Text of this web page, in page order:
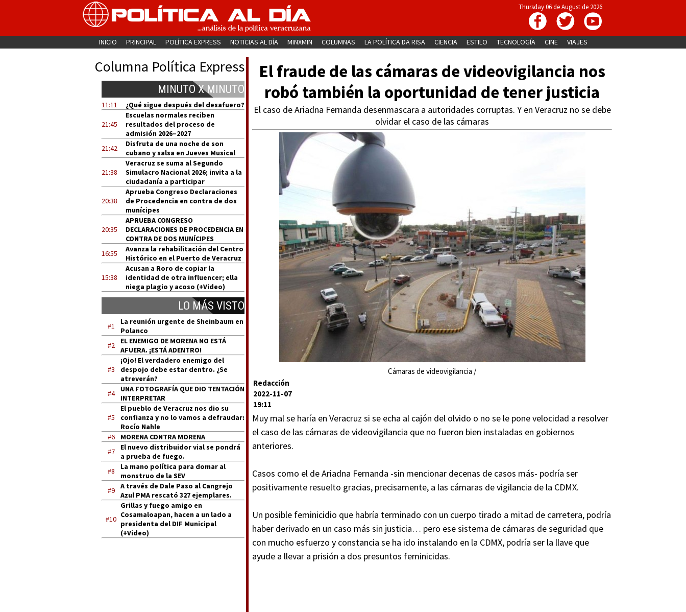
Thursday 06 de August de 2026
INICIO PRINCIPAL POLÍTICA EXPRESS NOTICIAS AL DÍA MINXMIN COLUMNAS LA POLÍTICA DA RISA CIENCIA ESTILO TECNOLOGÍA CINE VIAJES
Columna Política Express
MINUTO X MINUTO
11:11 ¿Qué sigue después del desafuero?
21:45
Escuelas normales reciben
resultados del proceso de
admisión 2026–2027
21:42
Disfruta de una noche de son
cubano y salsa en Jueves Musical
21:38
Veracruz se suma al Segundo
Simulacro Nacional 2026; invita a la
ciudadanía a participar
20:38
Aprueba Congreso Declaraciones
de Procedencia en contra de dos
munícipes
20:35
APRUEBA CONGRESO
DECLARACIONES DE PROCEDENCIA EN
CONTRA DE DOS MUNÍCIPES
16:55
Avanza la rehabilitación del Centro
Histórico en el Puerto de Veracruz
15:38
Acusan a Roro de copiar la
identidad de otra influencer; ella
niega plagio y acoso (+Video)
LO MÁS VISTO
#1
La reunión urgente de Sheinbaum en
Polanco
#2
EL ENEMIGO DE MORENA NO ESTÁ
AFUERA. ¡ESTÁ ADENTRO!
#3
¡Ojo! El verdadero enemigo del
despojo debe estar dentro. ¿Se
atreverán?
#4
UNA FOTOGRAFÍA QUE DIO TENTACIÓN
INTERPRETAR
#5
El pueblo de Veracruz nos dio su
confianza y no lo vamos a defraudar:
Rocío Nahle
#6
MORENA CONTRA MORENA
#7
El nuevo distribuidor vial se pondrá
a prueba de fuego.
#8
La mano política para domar al
monstruo de la SEV
#9
A través de Dale Paso al Cangrejo
Azul PMA rescató 327 ejemplares.
#10
Grillas y fuego amigo en
Cosamaloapan, hacen a un lado a
presidenta del DIF Municipal
(+Video)
El fraude de las cámaras de videovigilancia nos
robó también la oportunidad de tener justicia
El caso de Ariadna Fernanda desenmascara a autoridades corruptas. Y en Veracruz no se debe
olvidar el caso de las cámaras
Cámaras de videovigilancia /
Redacción
2022-11-07
19:11
Muy mal se haría en Veracruz si se echa al cajón del olvido o no se le pone velocidad a resolver
el caso de las cámaras de videovigilancia que no fueron bien instaladas en gobiernos
anteriores.
Casos como el de Ariadna Fernanda -sin mencionar decenas de casos más- podría ser
positivamente resuelto gracias, precisamente, a las cámaras de vigilancia de la CDMX.
Un posible feminicidio que habría terminado con un cuerpo tirado a mitad de carretera, podría
haber derivado en un caso más sin justicia… pero ese sistema de cámaras de seguridad que
con mucho esfuerzo y constancia se ha ido instalando en la CDMX, podría ser la llave que
ayude a llevar a prisión a dos presuntos feminicidas.